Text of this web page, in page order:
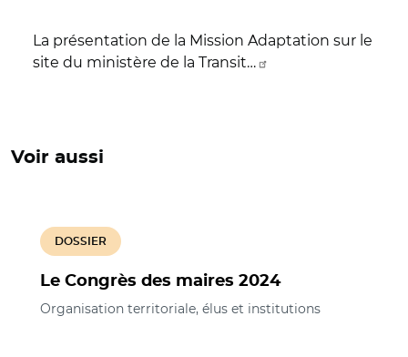
La présentation de la Mission Adaptation sur le
site du ministère de la Transit…
Voir aussi
Le Congrès des maires 2024
DOSSIER
Organisation territoriale, élus et institutions